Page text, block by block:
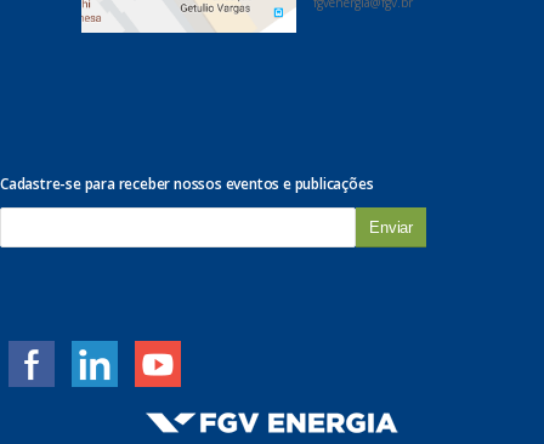
Cadastre-se para receber nossos eventos e publicações
m